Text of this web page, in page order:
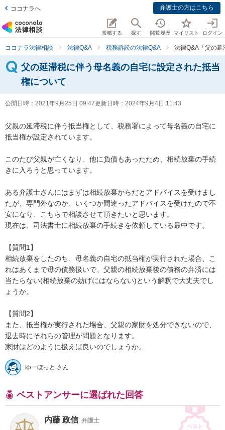
ココナラへ 弁護士の方はこちら
投稿する 探す 閲覧履歴 マイリスト ログイン
ココナラ法律相談 法律Q&A 税務訴訟の法律Q&A 法律Q&A「父の
父の延滞税に伴う母名義の自宅に設定された抵当
権について
公開日時： 2021年9月25日 09:47更新日時： 2024年9月4日 11:43
父親の延滞税に伴う抵当権として、税務署によって母名義の自宅に
抵当権が設定されています。
このたび父親が亡くなり、他に負債もあったため、相続放棄の手続
きに入ろうと思っています。
ある弁護士さんにはまずは相続放棄からだとアドバイスを受けまし
たが、専門外なのか、いくつか間違ったアドバイスを受けたので不
安になり、こちらで相談させて頂きたいと思います。
現在は、司法書士に相続放棄の手続きを依頼している最中です。
【質問1】
相続放棄をしたのち、母名義の自宅の抵当権が実行された場合、こ
れはあくまで母の債務扱いで、父親の相続放棄後の債務の弁済には
当たらない(相続放棄の妨げにはならない)という解釈で大丈夫でし
ょうか。
【質問2】
また、抵当権が実行された場合、父親の家財を処分できないので、
退去時にそれらの管理が問題となります。
家財はどのように扱えば良いのでしょうか。
ゆーぼっと さん
ベストアンサーに選ばれた回答
内藤 政信 弁護士